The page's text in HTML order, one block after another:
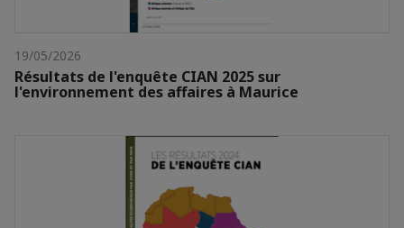
19/05/2026
Résultats de l'enquête CIAN 2025 sur
l'environnement des affaires à Maurice